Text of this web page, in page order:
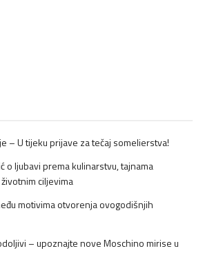
– U tijeku prijave za tečaj somelierstva!
o ljubavi prema kulinarstvu, tajnama
ciljevima
motivima otvorenja ovogodišnjih
– upoznajte nove Moschino mirise u